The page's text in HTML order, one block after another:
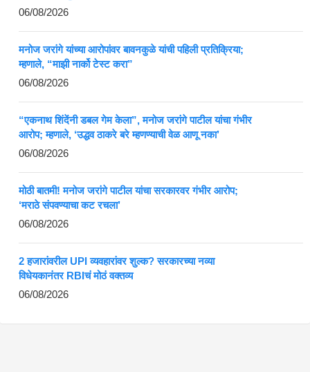
06/08/2026
मनोज जरांगे यांच्या आरोपांवर बावनकुळे यांची पहिली प्रतिक्रिया;
म्हणाले, “माझी नार्को टेस्ट करा”
06/08/2026
“एकनाथ शिंदेंनी डबल गेम केला”, मनोज जरांगे पाटील यांचा गंभीर
आरोप; म्हणाले, ‘उद्धव ठाकरे बरे म्हणण्याची वेळ आणू नका’
06/08/2026
मोठी बातमी! मनोज जरांगे पाटील यांचा सरकारवर गंभीर आरोप;
‘मराठे संपवण्याचा कट रचला’
06/08/2026
2 हजारांवरील UPI व्यवहारांवर शुल्क? सरकारच्या नव्या
विधेयकानंतर RBIचं मोठं वक्तव्य
06/08/2026